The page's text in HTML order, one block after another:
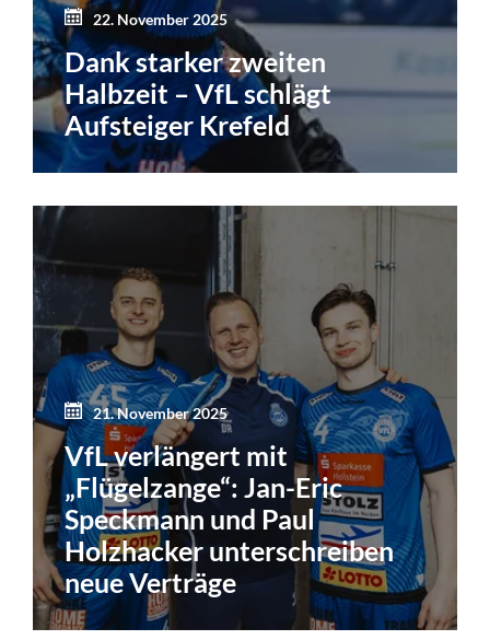
22. November 2025
Dank starker zweiten
Halbzeit – VfL schlägt
Aufsteiger Krefeld
21. November 2025
VfL verlängert mit
„Flügelzange“: Jan-Eric
Speckmann und Paul
Holzhacker unterschreiben
neue Verträge